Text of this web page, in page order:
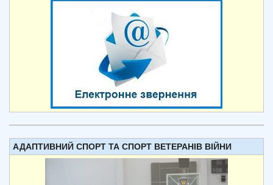
АДАПТИВНИЙ СПОРТ ТА СПОРТ ВЕТЕРАНІВ ВІЙНИ